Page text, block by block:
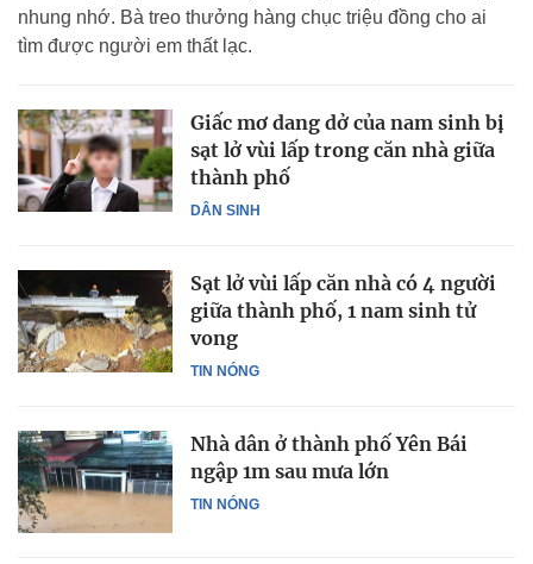
nhung nhớ. Bà treo thưởng hàng chục triệu đồng cho ai
tìm được người em thất lạc.
DÂN SINH
Giấc mơ dang dở của nam sinh bị
sạt lở vùi lấp trong căn nhà giữa
thành phố
TIN NÓNG
Sạt lở vùi lấp căn nhà có 4 người
giữa thành phố, 1 nam sinh tử
vong
TIN NÓNG
Nhà dân ở thành phố Yên Bái
ngập 1m sau mưa lớn